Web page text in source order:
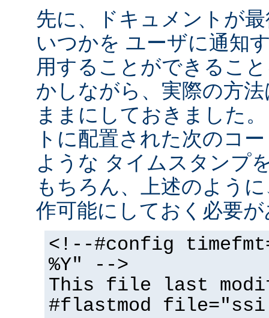
先に、ドキュメントが
いつかを ユーザに通知
用することができるこ
かしながら、実際の方
ままにしておきました
トに配置された次のコ
ような タイムスタンプ
もちろん、上述のよう
作可能にしておく必要
<!--#config
%Y" -->
This file last
#flastmod